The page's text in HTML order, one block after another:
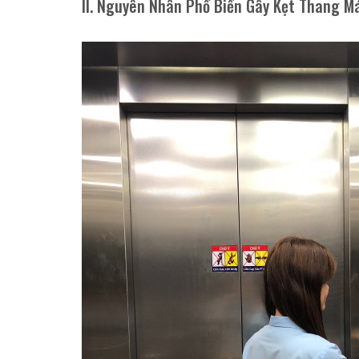
II. Nguyên Nhân Phổ Biến Gây Kẹt Thang